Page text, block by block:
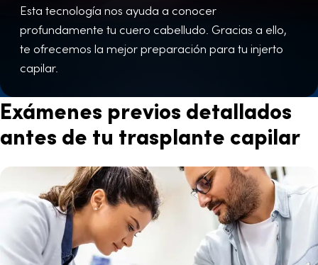
Esta tecnología nos ayuda a conocer
profundamente tu cuero cabelludo. Gracias a ello,
te ofrecemos la mejor preparación para tu injerto
capilar.
Exámenes previos detallados
antes de tu trasplante capilar